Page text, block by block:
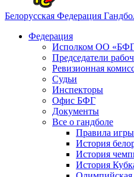
Белорусская Федерация
Федерация
Исполком ОО
Председатели
Ревизионная
Судьи
Инспекторы
Офис БФГ
Документы
Все о гандболе
Правила игры
История
История
История